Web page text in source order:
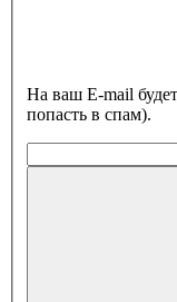
На ваш E-mail
попасть в спам).